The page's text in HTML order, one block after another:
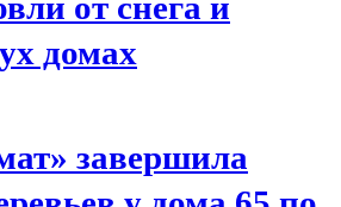
домах
завершила